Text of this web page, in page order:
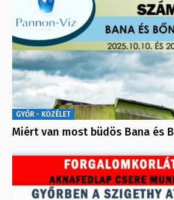
GYŐR - KÖZÉLET
Miért van most büdös Bana és